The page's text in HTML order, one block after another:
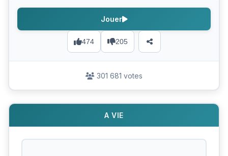
474 205
Jouer
301 681 votes
A VIE